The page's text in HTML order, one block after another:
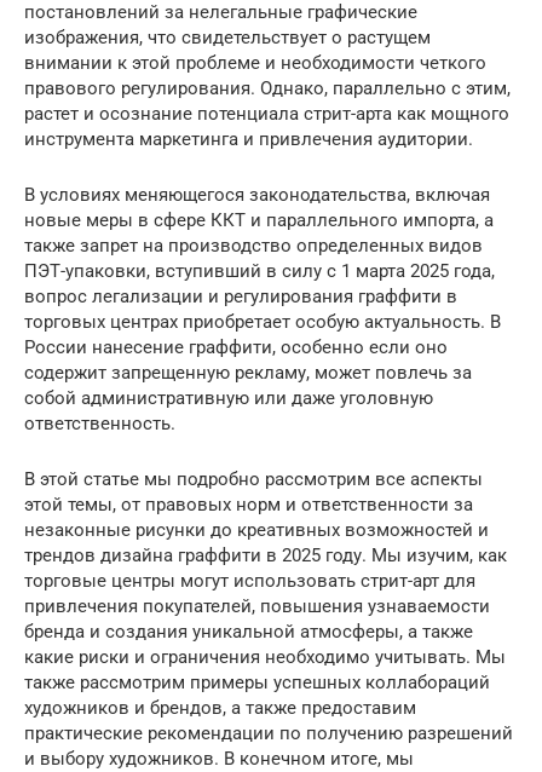
постановлений за нелегальные графические
изображения, что свидетельствует о растущем
внимании к этой проблеме и необходимости четкого
правового регулирования. Однако, параллельно с этим,
растет и осознание потенциала стрит-арта как мощного
инструмента маркетинга и привлечения аудитории.
В условиях меняющегося законодательства, включая
новые меры в сфере ККТ и параллельного импорта, а
также запрет на производство определенных видов
ПЭТ-упаковки, вступивший в силу с 1 марта 2025 года,
вопрос легализации и регулирования граффити в
торговых центрах приобретает особую актуальность. В
России нанесение граффити, особенно если оно
содержит запрещенную рекламу, может повлечь за
собой административную или даже уголовную
ответственность.
В этой статье мы подробно рассмотрим все аспекты
этой темы, от правовых норм и ответственности за
незаконные рисунки до креативных возможностей и
трендов дизайна граффити в 2025 году. Мы изучим, как
торговые центры могут использовать стрит-арт для
привлечения покупателей, повышения узнаваемости
бренда и создания уникальной атмосферы, а также
какие риски и ограничения необходимо учитывать. Мы
также рассмотрим примеры успешных коллабораций
художников и брендов, а также предоставим
практические рекомендации по получению разрешений
и выбору художников. В конечном итоге, мы